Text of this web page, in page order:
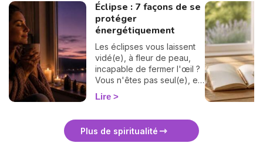
Éclipse : 7 façons de se
protéger
énergétiquement
Les éclipses vous laissent
vidé(e), à fleur de peau,
incapable de fermer l'œil ?
Vous n'êtes pas seul(e), et
surtout : ça se traverse en
douceur. Voici 7 gestes
énergétiquement et
Lire
Plus de spiritualité